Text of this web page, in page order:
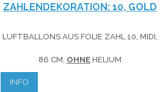
ZAHLENDEKORATION: 10, GOLD
LUFTBALLONS AUS FOLIE ZAHL 10, MIDI,
86 CM, OHNEHELIUM
INFO